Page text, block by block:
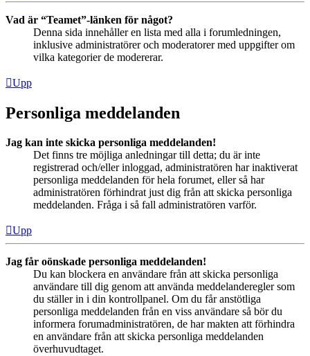
Vad är “Teamet”-länken för något?
Denna sida innehåller en lista med alla i forumledningen,
inklusive administratörer och moderatorer med uppgifter om
vilka kategorier de modererar.
Upp
Personliga meddelanden
Jag kan inte skicka personliga meddelanden!
Det finns tre möjliga anledningar till detta; du är inte
registrerad och/eller inloggad, administratören har inaktiverat
personliga meddelanden för hela forumet, eller så har
administratören förhindrat just dig från att skicka personliga
meddelanden. Fråga i så fall administratören varför.
Upp
Jag får oönskade personliga meddelanden!
Du kan blockera en användare från att skicka personliga
användare till dig genom att använda meddelanderegler som
du ställer in i din kontrollpanel. Om du får anstötliga
personliga meddelanden från en viss användare så bör du
informera forumadministratören, de har makten att förhindra
en användare från att skicka personliga meddelanden
överhuvudtaget.